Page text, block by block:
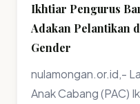
Ikhtiar Pengurus
Adakan Pelantikan
Gender
nulamongan.or.id,-
Anak Cabang (PAC)